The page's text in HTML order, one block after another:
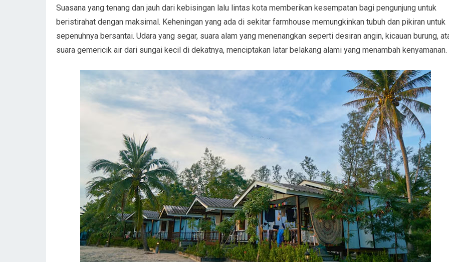
Suasana yang tenang dan jauh dari kebisingan lalu lintas kota memberikan kesempatan bagi pengunjung untuk
beristirahat dengan maksimal. Keheningan yang ada di sekitar farmhouse memungkinkan tubuh dan pikiran untuk
sepenuhnya bersantai. Udara yang segar, suara alam yang menenangkan seperti desiran angin, kicauan burung,
suara gemericik air dari sungai kecil di dekatnya, menciptakan latar belakang alami yang menambah kenyamanan.